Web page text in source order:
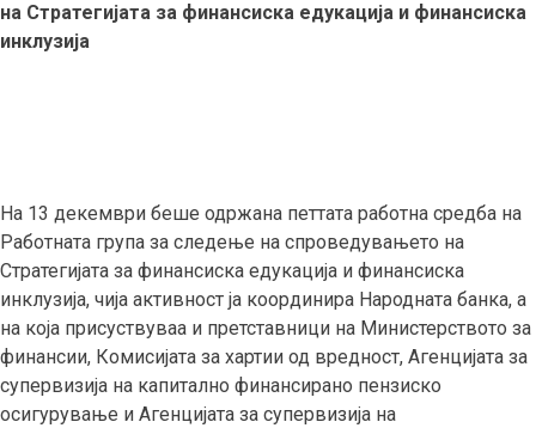
на Стратегијата за финансиска едукација и финансиска
инклузија
На 13 декември беше одржана петтата работна средба на
Работната група за следење на спроведувањето на
Стратегијата за финансиска едукација и финансиска
инклузија, чија активност ја координира Народната банка, а
на која присуствуваа и претставници на Министерството за
финансии, Комисијата за хартии од вредност, Агенцијата за
супервизија на капитално финансирано пензиско
осигурување и Агенцијата за супервизија на